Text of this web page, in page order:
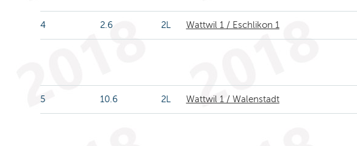
4 2.6 2L Wattwil 1 / Eschlikon 1
5 10.6 2L Wattwil 1 / Walenstadt